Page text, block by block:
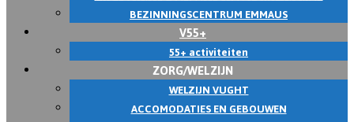
BEZINNINGSCENTRUM EMMAUS
V55+
55+ activiteiten
ZORG/WELZIJN
WELZIJN VUGHT
ACCOMODATIES EN GEBOUWEN